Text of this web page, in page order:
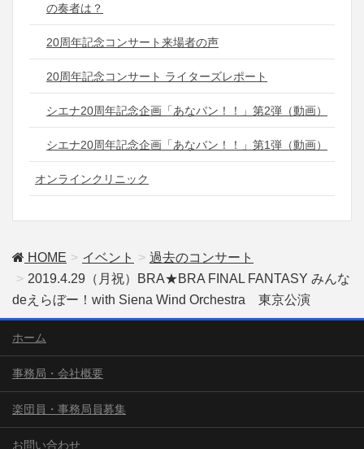
の奏者は？
20周年記念コンサート来場者の声
20周年記念コンサート ライターズレポート
シエナ20周年記念企画「あなバン！！」第2弾（動画）
シエナ20周年記念企画「あなバン！！」第1弾（動画）
オンラインクリニック
HOME イベント
過去のコンサート
2019.4.29（月祝）BRA★BRA FINAL FANTASY みんな
deえらぼー！with Siena Wind Orchestra 東京公演
ホーム
事務局・会社概要
楽団員・事務局員募集
お問い合わせ